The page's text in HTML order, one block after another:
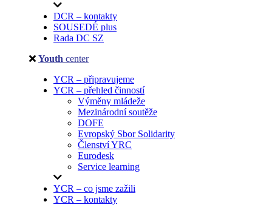
DCR – kontakty
SOUSEDÉ plus
Rada DC SZ
Youth center
YCR – připravujeme
YCR – přehled činností
Výměny mládeže
Mezinárodní soutěže
DOFE
Evropský Sbor Solidarity
Členství YRC
Eurodesk
Service learning
YCR – co jsme zažili
YCR – kontakty